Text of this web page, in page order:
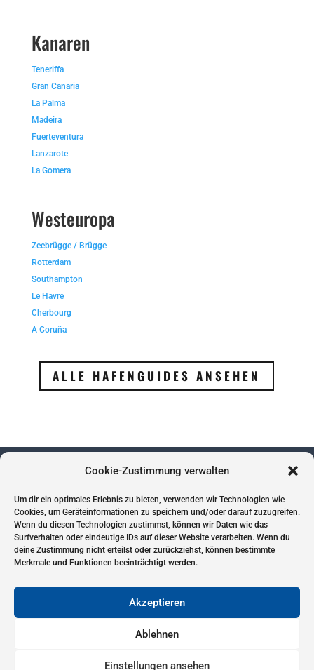
Cookie-Zustimmung verwalten
Um dir ein optimales Erlebnis zu bieten, verwenden wir Technologien wie
Cookies, um Geräteinformationen zu speichern und/oder darauf zuzugreifen.
Wenn du diesen Technologien zustimmst, können wir Daten wie das
Surfverhalten oder eindeutige IDs auf dieser Website verarbeiten. Wenn du
deine Zustimmung nicht erteilst oder zurückziehst, können bestimmte
Merkmale und Funktionen beeinträchtigt werden.
Akzeptieren
Ablehnen
Einstellungen ansehen
Kanaren
Teneriffa
Gran Canaria
La Palma
Madeira
Fuerteventura
Lanzarote
La Gomera
Westeuropa
Zeebrügge / Brügge
Rotterdam
Southampton
Le Havre
Cherbourg
A Coruña
ALLE HAFENGUIDES ANSEHEN
Impressum
Datenschutz
Cookies